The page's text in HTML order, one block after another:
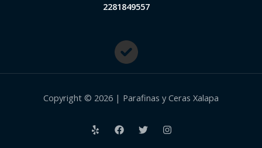
2281849557
Copyright © 2026 | Parafinas y Ceras Xalapa